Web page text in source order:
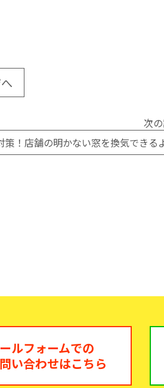
次
ルフォームでの
い合わせはこちら